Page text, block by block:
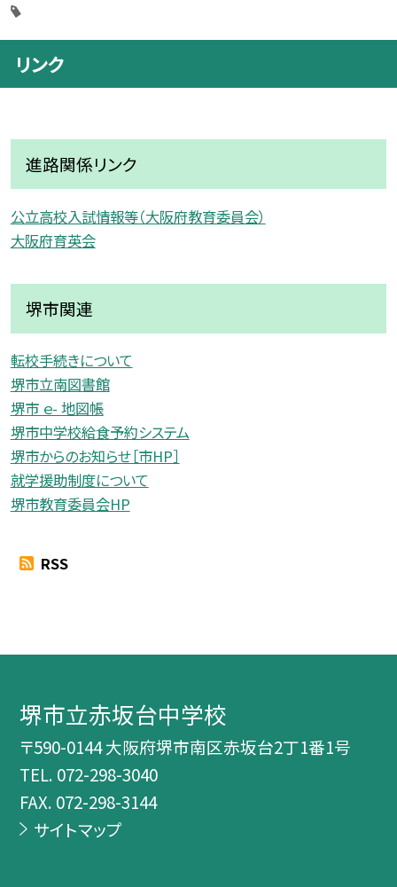
リンク
進路関係リンク
公立高校入試情報等（大阪府教育委員会）
大阪府育英会
堺市関連
転校手続きについて
堺市立南図書館
堺市 ｅ- 地図帳
堺市中学校給食予約システム
堺市からのお知らせ［市HP］
就学援助制度について
堺市教育委員会HP
RSS
堺市立赤坂台中学校
〒590-0144 大阪府堺市南区赤坂台2丁1番1号
TEL. 072-298-3040
FAX. 072-298-3144
サイトマップ